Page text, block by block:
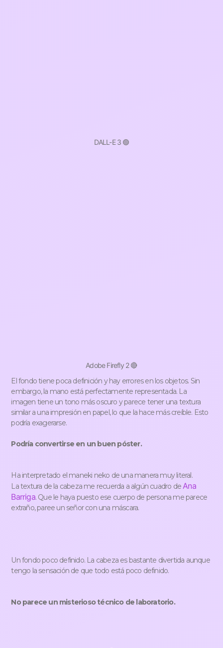
DALL-E 3 🟢
Adobe Firefly 2 🔴
El fondo tiene poca definición y hay errores en los objetos. Sin
embargo, la mano está perfectamente representada. La
imagen tiene un tono más oscuro y parece tener una textura
similar a una impresión en papel, lo que la hace más creíble. Esto
podría exagerarse.
Podría convertirse en un buen póster.
Ha interpretado el maneki neko de una manera muy literal.
La textura de la cabeza me recuerda a algún cuadro deAna
Barriga. Que le haya puesto ese cuerpo de persona me parece
extraño, paree un señor con una máscara.
Un fondo poco definido. La cabeza es bastante divertida aunque
tengo la sensación de que todo está poco definido.
No parece un misterioso técnico de laboratorio.